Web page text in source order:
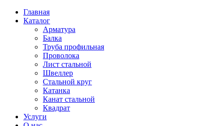
Главная
Каталог
Арматура
Балка
Труба профильная
Проволока
Лист стальной
Швеллер
Стальной круг
Катанка
Канат стальной
Квадрат
Услуги